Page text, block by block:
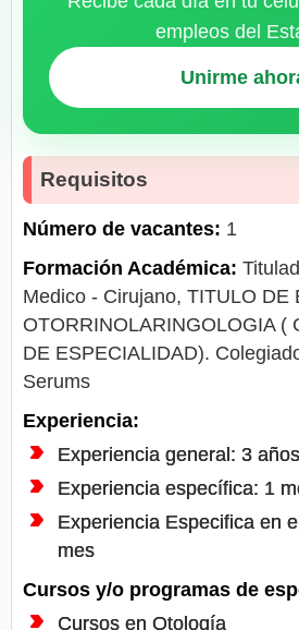
empleos del
Unirme
Requisitos
Número de vacantes: 1
Formación Académica:
Medico - Cirujano, TITULO DE
OTORRINOLARINGOLOGIA (
DE ESPECIALIDAD).
Serums
Experiencia:
Experiencia general: 3 años
Experiencia específica: 1
Experiencia Especifica en
mes
Cursos y/o programas de
Cursos en Otología